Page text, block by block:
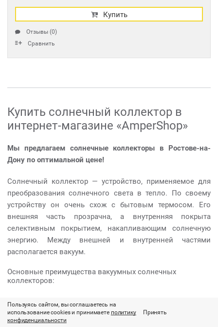
Купить
Отзывы (0)
Сравнить
Купить солнечный коллектор в
интернет-магазине «AmperShop»
Мы предлагаем солнечные коллекторы в Ростове-на-
Дону по оптимальной цене!
Солнечный коллектор — устройство, применяемое для
преобразования солнечного света в тепло. По своему
устройству он очень схож с бытовым термосом. Его
внешняя часть прозрачна, а внутренняя покрыта
селективным покрытием, накапливающим солнечную
энергию. Между внешней и внутренней частями
располагается вакуум.
Основные преимущества вакуумных солнечных
коллекторов:
высокая производительность в любое время года
(в вакууме не происходит потерь на конвекцию и
теплопроводность, что обеспечивает минимальные
Пользуясь сайтом, вы соглашаетесь на
использование cookies и принимаете политику
конфиденциальности
Принять